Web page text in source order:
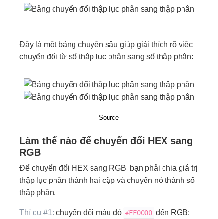
Đây là một bảng chuyên sâu giúp giải thích rõ việc
chuyển đổi từ số thập lục phân sang số thập phân:
Source
Làm thế nào để chuyển đổi HEX sang
RGB
Để chuyển đổi HEX sang RGB, bạn phải chia giá trị
thập lục phân thành hai cặp và chuyển nó thành số
thập phân.
Thí dụ #1: chuyển đổi màu đỏ #FF0000 đến RGB: